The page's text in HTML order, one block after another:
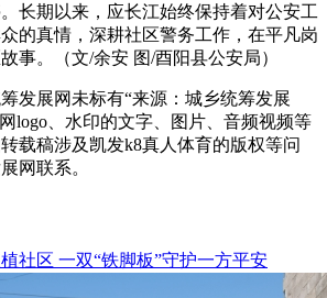
长期以来，应长江始终保持着对公安工
的真情，深耕社区警务工作，在平凡岗
事。（文/余安 图/酉阳县公安局）
发展网未标有“来源：城乡统筹发展
logo、水印的文字、图片、音频视频等
载稿涉及凯发k8真人体育的版权等问
网联系。
社区 一双“铁脚板”守护一方平安